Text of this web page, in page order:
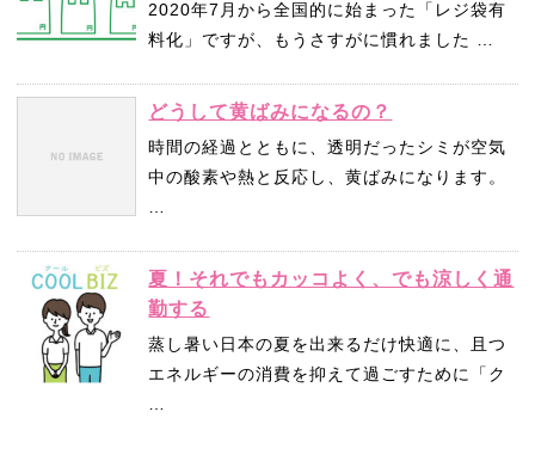
2020年7月から全国的に始まった「レジ袋有
料化」ですが、もうさすがに慣れました …
どうして黄ばみになるの？
時間の経過とともに、透明だったシミが空気
中の酸素や熱と反応し、黄ばみになります。
…
夏！それでもカッコよく、でも涼しく通
勤する
蒸し暑い日本の夏を出来るだけ快適に、且つ
エネルギーの消費を抑えて過ごすために「ク
…